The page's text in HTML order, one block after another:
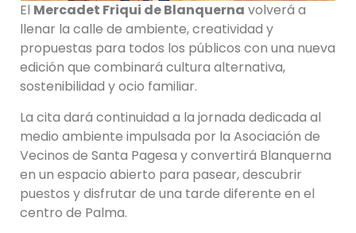
El Mercadet Friqui de Blanquerna volverá a
llenar la calle de ambiente, creatividad y
propuestas para todos los públicos con una nueva
edición que combinará cultura alternativa,
sostenibilidad y ocio familiar.
La cita dará continuidad a la jornada dedicada al
medio ambiente impulsada por la Asociación de
Vecinos de Santa Pagesa y convertirá Blanquerna
en un espacio abierto para pasear, descubrir
puestos y disfrutar de una tarde diferente en el
centro de Palma.